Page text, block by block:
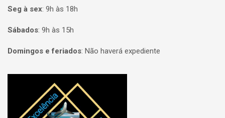
Seg à sex: 9h às 18h
Sábados: 9h às 15h
Domingos e feriados: Não haverá expediente
Página inicial